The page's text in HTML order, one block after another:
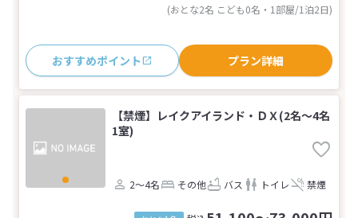
(おとな2名 こども0名・1部屋/1泊2日)
おすすめポイント プラン詳細
【禁煙】レイクアイランド・ＤＸ(2名～4名
1室)
2～4名 その他 バス トイレ 禁煙